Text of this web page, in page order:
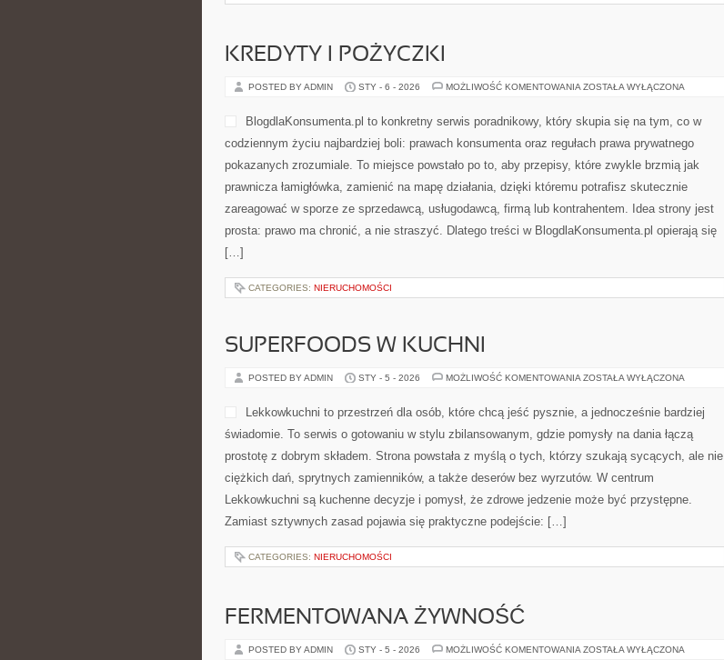
KREDYTY I POŻYCZKI
POSTED BY ADMIN STY - 6 - 2026 MOŻLIWOŚĆ KOMENTOWANIA KREDYTY
ZOSTAŁA WYŁĄCZONA
BlogdlaKonsumenta.pl to konkretny serwis poradnikowy, który skupia się na tym, co w
codziennym życiu najbardziej boli: prawach konsumenta oraz regułach prawa prywatnego
pokazanych zrozumiale. To miejsce powstało po to, aby przepisy, które zwykle brzmią jak
prawnicza łamigłówka, zamienić na mapę działania, dzięki któremu potrafisz skutecznie
zareagować w sporze ze sprzedawcą, usługodawcą, firmą lub kontrahentem. Idea strony jest
prosta: prawo ma chronić, a nie straszyć. Dlatego treści w BlogdlaKonsumenta.pl opierają się
[…]
CATEGORIES: NIERUCHOMOŚCI
SUPERFOODS W KUCHNI
POSTED BY ADMIN STY - 5 - 2026 MOŻLIWOŚĆ KOMENTOWANIA SUPERFOODS
ZOSTAŁA WYŁĄCZONA
Lekkowkuchni to przestrzeń dla osób, które chcą jeść pysznie, a jednocześnie bardziej
świadomie. To serwis o gotowaniu w stylu zbilansowanym, gdzie pomysły na dania łączą
prostotę z dobrym składem. Strona powstała z myślą o tych, którzy szukają sycących, ale nie
ciężkich dań, sprytnych zamienników, a także deserów bez wyrzutów. W centrum
Lekkowkuchni są kuchenne decyzje i pomysł, że zdrowe jedzenie może być przystępne.
Zamiast sztywnych zasad pojawia się praktyczne podejście: […]
CATEGORIES: NIERUCHOMOŚCI
FERMENTOWANA ŻYWNOŚĆ
POSTED BY ADMIN STY - 5 - 2026 MOŻLIWOŚĆ KOMENTOWANIA FERMENTOWANA
ZOSTAŁA WYŁĄCZONA